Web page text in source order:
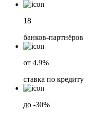
18
банков-партнёров
от 4.9%
ставка по кредиту
до -30%